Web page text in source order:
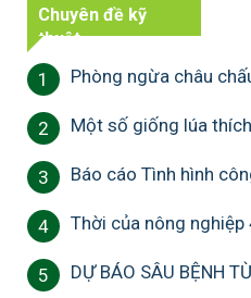
Chuyên đề kỹ
thuật
1 Phòng ngừa châu
2 Một số giống lúa
3 Báo cáo Tình hình
4 Thời của nông nghiệp
5 DỰ BÁO SÂU BỆNH